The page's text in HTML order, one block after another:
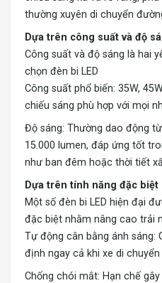
thường xuyên di chuyển
Dựa trên công suất và độ
Công suất và độ sáng là hai
chọn đèn bi LED
Công suất phổ biến: 35W,
chiếu sáng phù hợp với mọi
Độ sáng: Thường dao động
15.000 lumen, đáp ứng tốt
như ban đêm hoặc thời tiết
Dựa trên tính năng đặc biệt
Một số đèn bi LED hiện đại
đặc biệt nhằm nâng cao trải
Tự động cân bằng ánh sáng:
định ngay cả khi xe di
Chống chói mắt: Hạn chế